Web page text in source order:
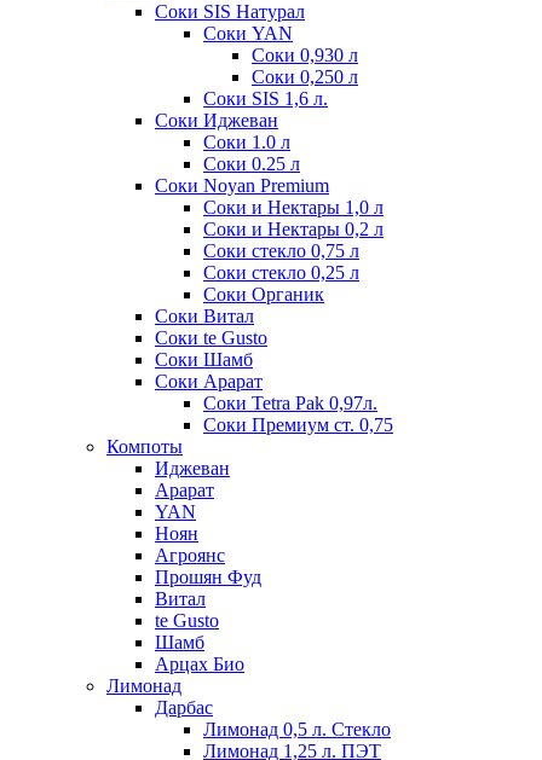
Соки SIS Натурал
Соки YAN
Соки 0,930 л
Соки 0,250 л
Соки SIS 1,6 л.
Соки Иджеван
Соки 1.0 л
Соки 0.25 л
Соки Noyan Premium
Соки и Нектары 1,0 л
Соки и Нектары 0,2 л
Соки стекло 0,75 л
Соки стекло 0,25 л
Соки Органик
Соки Витал
Соки te Gusto
Соки Шамб
Соки Арарат
Соки Tetra Pak 0,97л.
Соки Премиум ст. 0,75
Компоты
Иджеван
Арарат
YAN
Ноян
Агроянс
Прошян Фуд
Витал
te Gusto
Шамб
Арцах Био
Лимонад
Дарбас
Лимонад 0,5 л. Стекло
Лимонад 1,25 л. ПЭТ